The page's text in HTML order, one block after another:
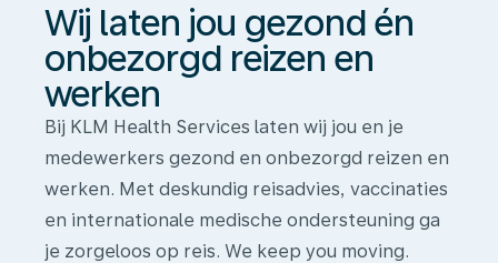
Wij laten jou gezond én
onbezorgd reizen en
werken
Bij KLM Health Services laten wij jou en je
medewerkers gezond en onbezorgd reizen en
werken. Met deskundig reisadvies, vaccinaties
en internationale medische ondersteuning ga
je zorgeloos op reis. We keep you moving.